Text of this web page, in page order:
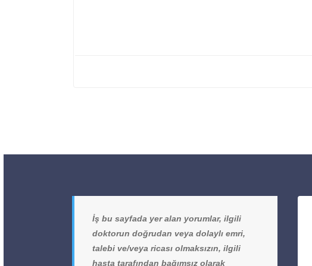
İş bu sayfada yer alan yorumlar, ilgili
doktorun doğrudan veya dolaylı emri,
talebi ve/veya ricası olmaksızın, ilgili
hasta tarafından bağımsız olarak